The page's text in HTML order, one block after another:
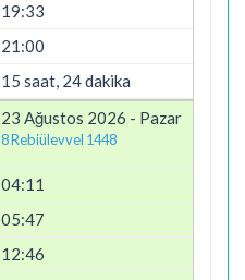
19:33
21:00
15 saat, 24 dakika
23 Ağustos 2026 - Pazar
8 Rebiülevvel 1448
04:11
05:47
12:46